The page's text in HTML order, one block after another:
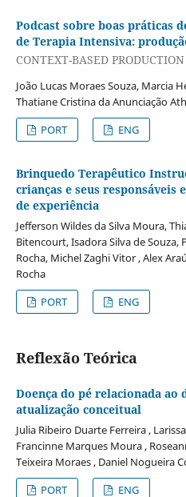
Podcast sobre boas práticas
de Terapia Intensiva:
CONTEXT-BASED PRODUCTION
João Lucas Moraes Souza, Marcia
Thatiane Cristina da Anunciação
PORT
ENG
Brinquedo Terapêutico
crianças e seus responsáveis
de experiência
Jefferson Wildes da Silva Moura,
Bitencourt, Isadora Silva de Souza,
Rocha, Michel Zaghi Vitor , Alex
Rocha
PORT
ENG
Reflexão Teórica
Doença do pé relacionada
atualização conceitual
Julia Ribeiro Duarte Ferreira ,
Francinne Marques Moura ,
Teixeira Moraes , Daniel Nogueira
PORT
ENG